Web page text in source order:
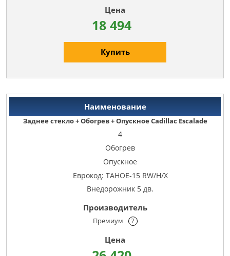
18 494
Купить
Заднее стекло + Обогрев + Опускное Cadillac Escalade
4
Обогрев
Опускное
Еврокод: TAHOE-15 RW/H/X
Внедорожник 5 дв.
Премиум ?